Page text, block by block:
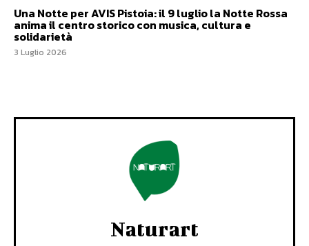
Una Notte per AVIS Pistoia: il 9 luglio la Notte Rossa
anima il centro storico con musica, cultura e
solidarietà
3 Luglio 2026
Naturart